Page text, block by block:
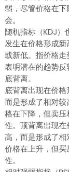
弱，尽管价格在
会。
随机指标（KDJ）
发生在价格形成
或新低。指价格走
表明潜在的趋势
底背离。
底背离出现在价格
而是形成了相对
格在下降，但卖
性。顶背离出现
高，而是形成了
价格在上升，但
性。